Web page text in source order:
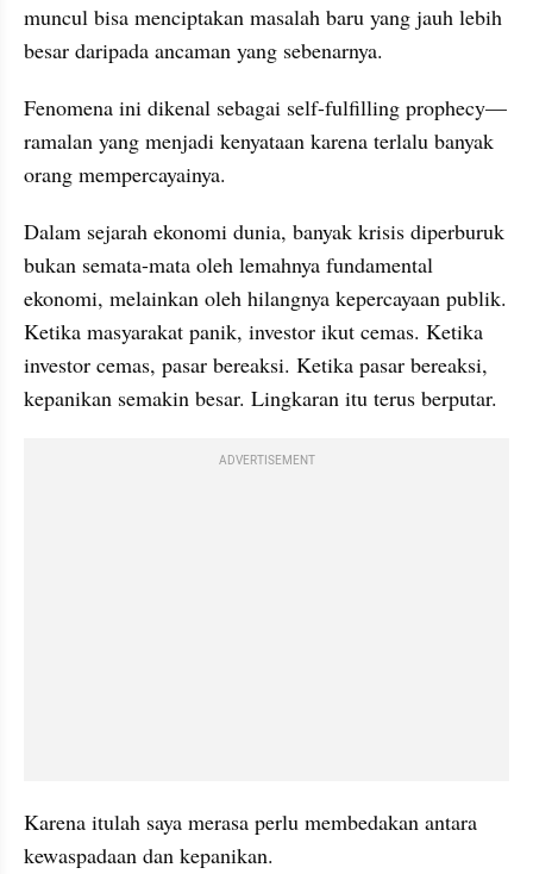
muncul bisa menciptakan masalah baru yang jauh lebih
besar daripada ancaman yang sebenarnya.
Fenomena ini dikenal sebagai self-fulfilling prophecy—
ramalan yang menjadi kenyataan karena terlalu banyak
orang mempercayainya.
Dalam sejarah ekonomi dunia, banyak krisis diperburuk
bukan semata-mata oleh lemahnya fundamental
ekonomi, melainkan oleh hilangnya kepercayaan publik.
Ketika masyarakat panik, investor ikut cemas. Ketika
investor cemas, pasar bereaksi. Ketika pasar bereaksi,
kepanikan semakin besar. Lingkaran itu terus berputar.
ADVERTISEMENT
Karena itulah saya merasa perlu membedakan antara
kewaspadaan dan kepanikan.